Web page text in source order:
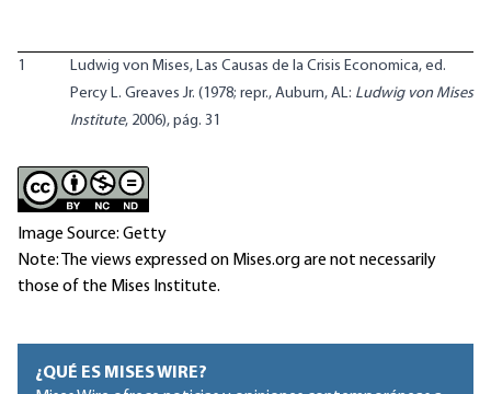
1
Ludwig von Mises, Las Causas de la Crisis Economica, ed.
Percy L. Greaves Jr. (1978; repr., Auburn, AL: Ludwig von Mises
Institute, 2006), pág. 31
Image Source: Getty
Note: The views expressed on Mises.org are not necessarily
those of the Mises Institute.
¿QUÉ ES MISES WIRE?